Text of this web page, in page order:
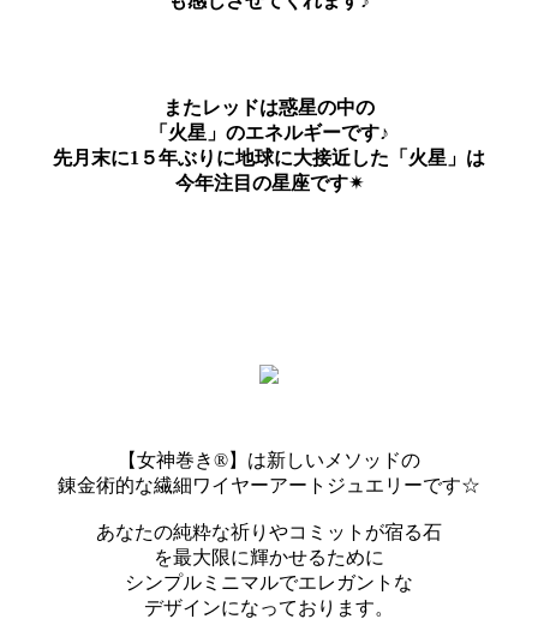
またレッドは惑星の中の
「火星」のエネルギーです♪
先月末に1５年ぶりに地球に大接近した「火星」は
今年注目の星座です✴︎
【女神巻き®】は新しいメソッドの
錬金術的な繊細ワイヤーアートジュエリーです☆
あなたの純粋な祈りやコミットが宿る石
を最大限に輝かせるために
シンプルミニマルでエレガントな
デザインになっております。